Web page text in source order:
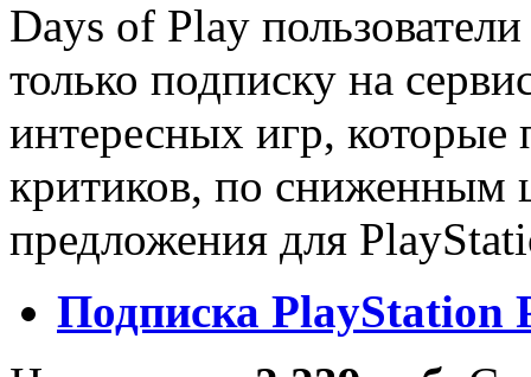
Days of Play
только подписку на
интересных игр,
критиков, по сниженным
предложения для
Подписка PlayStation